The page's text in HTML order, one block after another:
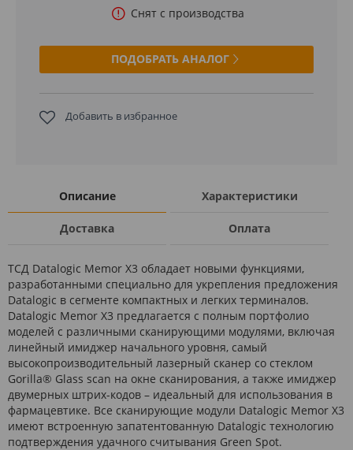
Снят с производства
ПОДОБРАТЬ АНАЛОГ
Добавить в избранное
Описание Характеристики
Доставка Оплата
ТСД Datalogic Memor X3 обладает новыми функциями,
разработанными специально для укрепления предложения
Datalogic в сегменте компактных и легких терминалов.
Datalogic Memor X3 предлагается с полным портфолио
моделей с различными сканирующими модулями, включая
линейный имиджер начального уровня, самый
высокопроизводительный лазерный сканер со стеклом
Gorilla® Glass scan на окне сканирования, а также имиджер
двумерных штрих-кодов – идеальный для использования в
фармацевтике. Все сканирующие модули Datalogic Memor X3
имеют встроенную запатентованную Datalogic технологию
подтверждения удачного считывания Green Spot.